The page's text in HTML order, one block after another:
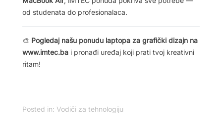
od studenata do profesionalaca.
🎨 Pogledaj našu ponudu laptopa za grafički dizajn na
www.imtec.ba i pronađi uređaj koji prati tvoj kreativni
ritam!
Posted in: Vodiči za tehnologiju